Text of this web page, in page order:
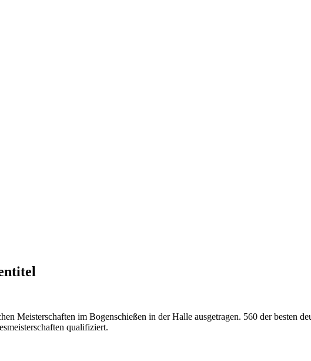
Meisterschaften im Bogenschießen in der Halle ausgetragen. 560 der besten
qualifiziert.